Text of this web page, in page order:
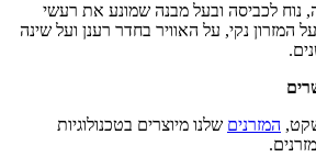
נוח לכביסה ובעל מבנה שמונע את רעשי
המזרון נקי, על האוויר בחדר רענן ועל שינה
המזרנים שלנו מיוצרים בטכנולוגיות